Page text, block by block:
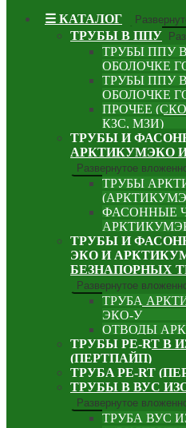
☰ КАТАЛОГ
ТРУБЫ В ППУ
ТРУБЫ ППУ
ОБОЛОЧКЕ
ТРУБЫ ППУ
ОБОЛОЧКЕ
ПРОЧЕЕ
КЗС, МЗИ)
ТРУБЫ И
АРКТИКУМЭКО
Развернутое
ТРУБЫ
ФАСОННЫЕ
ТРУБЫ И
ЭКО И
БЕЗНАПОРНЫХ
Развернутое
ТРУБА
ЭКО-У
ОТВОДЫ
ТРУБЫ PE-RT В
(ПЕРТПАЙП)
⁠ТРУБA PE-RT
ТРУБЫ В ВУС
Развернутое
ТРУБА ВУС